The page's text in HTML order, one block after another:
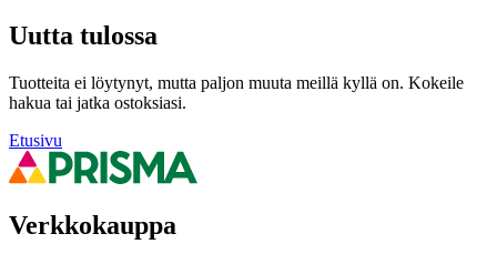
Uutta tulossa
Tuotteita ei löytynyt, mutta paljon muuta meillä kyllä on. Kokeile
hakua tai jatka ostoksiasi.
Etusivu
Verkkokauppa